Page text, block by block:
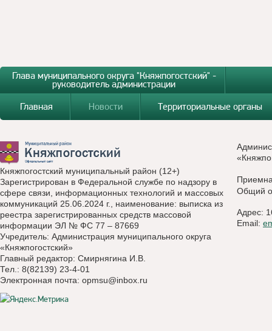
Глава муниципального округа "Княжпогостский" -
руководитель администрации
Главная
Новости Территориальные органы
Княжпогостский муниципальный район (12+)
Зарегистрирован в Федеральной службе по надзору в
сфере связи, информационных технологий и массовых
коммуникаций 25.06.2024 г., наименование: выписка из
реестра зарегистрированных средств массовой
информации ЭЛ № ФС 77 – 87669
Учредитель: Администрация муниципального округа
«Княжпогостский»
Главный редактор: Смирнягина И.В.
Тел.: 8(82139) 23-4-01
Электронная почта: opmsu@inbox.ru
Общий
Адрес:
Email: